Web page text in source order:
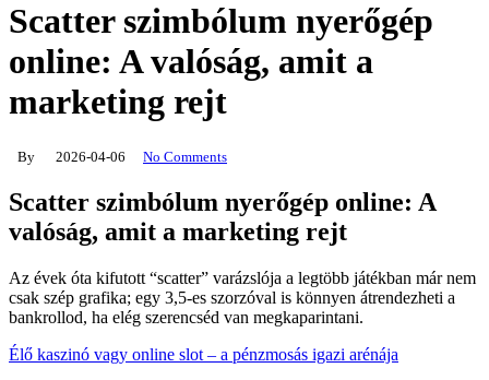
Scatter szimbólum nyerőgép
online: A valóság, amit a
marketing rejt
By 2026-04-06 No Comments
Scatter szimbólum nyerőgép online: A
valóság, amit a marketing rejt
Az évek óta kifutott “scatter” varázslója a legtöbb játékban már nem
csak szép grafika; egy 3,5‑es szorzóval is könnyen átrendezheti a
bankrollod, ha elég szerencséd van megkaparintani.
Élő kaszinó vagy online slot – a pénzmosás igazi arénája